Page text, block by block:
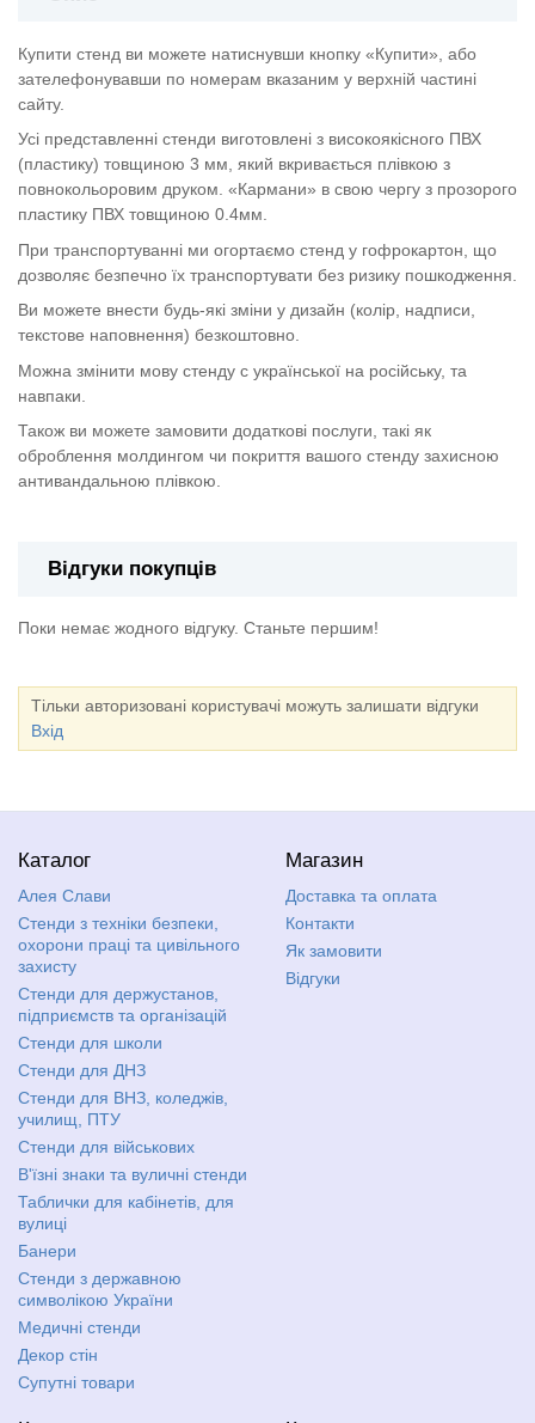
Купити стенд ви можете натиснувши кнопку «Купити», або
зателефонувавши по номерам вказаним у верхній частині
сайту.
Усі представленні стенди виготовлені з високоякісного ПВХ
(пластику) товщиною 3 мм, який вкривається плівкою з
повнокольоровим друком. «Кармани» в свою чергу з прозорого
пластику ПВХ товщиною 0.4мм.
При транспортуванні ми огортаємо стенд у гофрокартон, що
дозволяє безпечно їх транспортувати без ризику пошкодження.
Ви можете внести будь-які зміни у дизайн (колір, надписи,
текстове наповнення) безкоштовно.
Можна змінити мову стенду с української на російську, та
навпаки.
Також ви можете замовити додаткові послуги, такі як
оброблення молдингом чи покриття вашого стенду захисною
антивандальною плівкою.
Відгуки покупців
Поки немає жодного відгуку. Станьте першим!
Тільки авторизовані користувачі можуть залишати відгуки
Вхід
Каталог
Алея Слави
Стенди з техніки безпеки,
охорони праці та цивільного
захисту
Стенди для держустанов,
підприємств та організацій
Стенди для школи
Стенди для ДНЗ
Стенди для ВНЗ, коледжів,
училищ, ПТУ
Стенди для військових
В'їзні знаки та вуличні стенди
Таблички для кабінетів, для
вулиці
Банери
Стенди з державною
символікою України
Медичні стенди
Декор стін
Супутні товари
Магазин
Доставка та оплата
Контакти
Як замовити
Відгуки